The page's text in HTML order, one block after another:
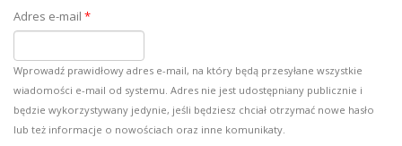
Adres e-mail *
Wprowadź prawidłowy adres e-mail, na który będą przesyłane wszystkie
wiadomości e-mail od systemu. Adres nie jest udostępniany publicznie i
będzie wykorzystywany jedynie, jeśli będziesz chciał otrzymać nowe hasło
lub też informacje o nowościach oraz inne komunikaty.